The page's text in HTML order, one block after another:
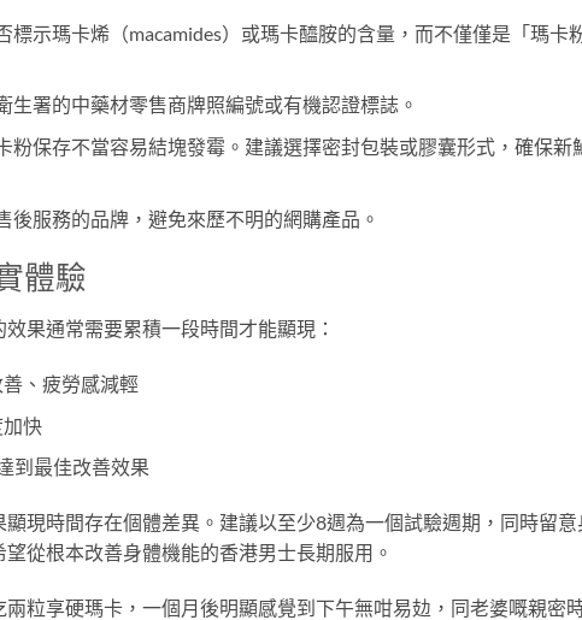
標示瑪卡烯（macamides）或瑪卡醯胺的含量，而不僅僅是「瑪卡
生署的中藥材零售商牌照編號或有機認證標誌。
粉保存不當容易結塊發霉。建議選擇密封包裝或膠囊形式，確保新
後服務的品牌，避免來歷不明的網購產品。
體驗
果通常需要累積一段時間才能顯現：
、疲勞感減輕
加快
到最佳改善效果
現時間存在個體差異。建議以至少8週為一個試驗週期，同時留意
從根本改善身體機能的香港男士長期服用。
粒享硬瑪卡，一個月後明顯感覺到下午無咁易攰，同老婆嘅親密